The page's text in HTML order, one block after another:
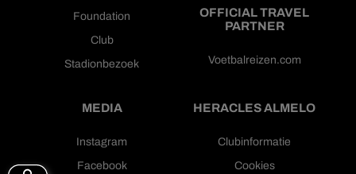
Foundation
Club
Stadionbezoek
OFFICIAL TRAVEL
PARTNER
Voetbalreizen.com
MEDIA
Instagram
Facebook
HERACLES ALMELO
Clubinformatie
Cookies